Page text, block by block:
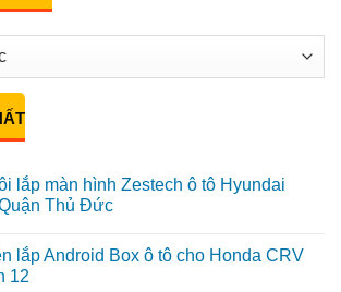
lắp màn hình Zestech ô tô Hyundai
Thủ Đức
lắp Android Box ô tô cho Honda CRV
12